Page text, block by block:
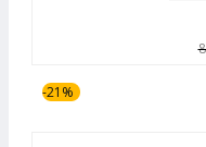
-21%